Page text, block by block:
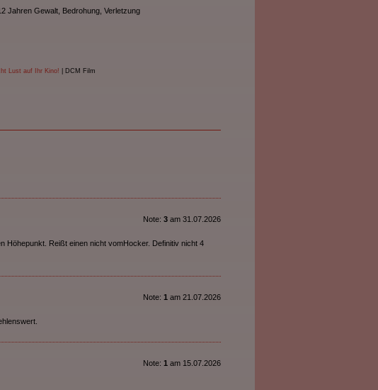
Jahren Gewalt, Bedrohung, Verletzung
Lust auf Ihr Kino! | DCM Film
Note: 3am 31.07.2026
Höhepunkt. Reißt einen nicht vomHocker. Definitiv nicht 4
Note: 1 am 21.07.2026
Note: 1 am 15.07.2026